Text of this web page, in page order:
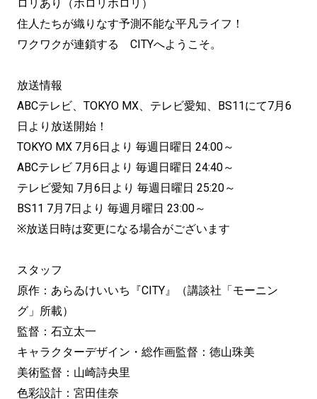
ロリあり（ホロリホロリ）
住人たちが織りなす予測不能な平凡ライフ！
ワクワクが連鎖する CITYへようこそ。
放送情報
ABCテレビ、TOKYO MX、テレビ愛知、BS11にて7月6
日より放送開始！
TOKYO MX 7月6日より 毎週日曜日 24:00～
ABCテレビ 7月6日より 毎週日曜日 24:40～
テレビ愛知 7月6日より 毎週日曜日 25:20～
BS11 7月7日より 毎週月曜日 23:00～
※放送日時は変更になる場合がございます
スタッフ
原作：あらゐけいいち『CITY』（講談社「モーニン
グ」所載）
監督：石立太一
キャラクターデザイン・総作画監督：徳山珠美
美術監督：山崎詩央里
色彩設計：宮田佳奈